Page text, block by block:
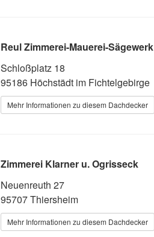
Reul Zimmerei-Mauerei-Sägewerk
Schloßplatz 18
95186 Höchstädt im Fichtelgebirge
Mehr Informationen zu diesem Dachdecker
Zimmerei Klarner u. Ogrisseck
Neuenreuth 27
95707 Thiersheim
Mehr Informationen zu diesem Dachdecker